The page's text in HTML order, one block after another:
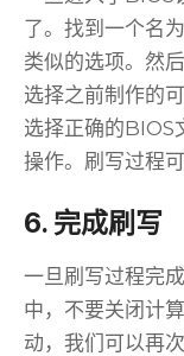
了。找到一个名
类似的选项。然
选择之前制作的
选择正确的BIOS
操作。刷写过程
6. 完成刷写
一旦刷写过程完
中，不要关闭计
动，我们可以再